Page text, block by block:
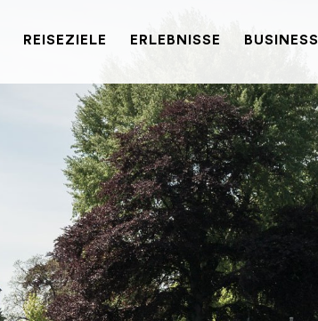
REISEZIELE ERLEBNISSE BUSINESS